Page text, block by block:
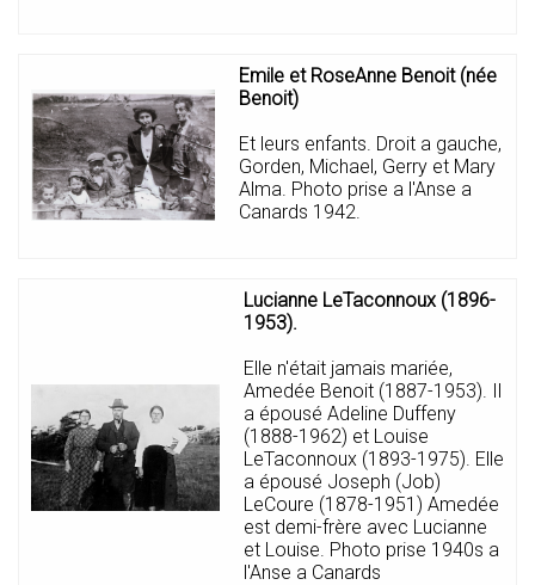
Emile et RoseAnne Benoit (née
Benoit)
Et leurs enfants. Droit a gauche,
Gorden, Michael, Gerry et Mary
Alma. Photo prise a l'Anse a
Canards 1942.
Lucianne LeTaconnoux (1896-
1953).
Elle n'était jamais mariée,
Amedée Benoit (1887-1953). Il
a épousé Adeline Duffeny
(1888-1962) et Louise
LeTaconnoux (1893-1975). Elle
a épousé Joseph (Job)
LeCoure (1878-1951) Amedée
est demi-frère avec Lucianne
et Louise. Photo prise 1940s a
l'Anse a Canards